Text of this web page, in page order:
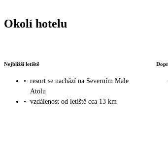
Okolí hotelu
Nejbližší letiště
• resort se nachází na Severním Male
Atolu
• vzdálenost od letiště cca 13 km